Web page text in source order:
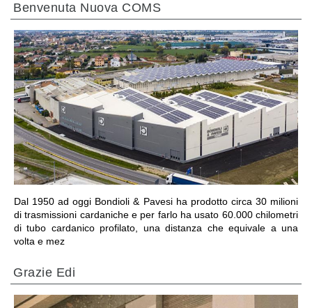
Benvenuta Nuova COMS
Dal 1950 ad oggi Bondioli & Pavesi ha prodotto circa 30 milioni
di trasmissioni cardaniche e per farlo ha usato 60.000 chilometri
di tubo cardanico profilato, una distanza che equivale a una
volta e mez
VAI ALLA SEZIONE
Grazie Edi